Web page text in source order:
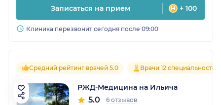
Записаться на прием + 100
Клиника перезвонит сегодня после 09:00
Средний рейтинг врачей 5.0 Врачи 12 специальностей
РЖД-Медицина на Ильича
5.0 6 отзывов